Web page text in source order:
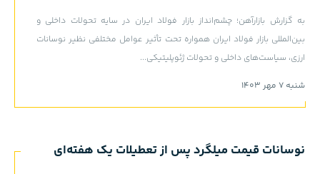
به گزارش بازارآهن؛ چشم‌انداز بازار فولاد ایران در سایه تحولات داخلی و
بین‌المللی بازار فولاد ایران همواره تحت تأثیر عوامل مختلفی نظیر نوسانات
ارزی، سیاست‌های داخلی و تحولات ژئوپلیتیکی...
شنبه 7 مهر 1403
نوسانات قیمت میلگرد پس از تعطیلات یک هفته‌ای